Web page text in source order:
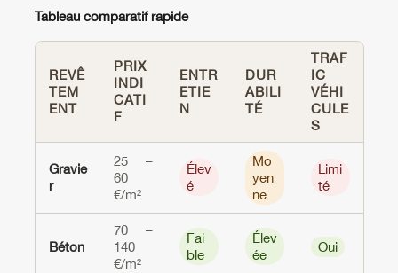
Tableau comparatif rapide
REVÊ
TEM
ENT
PRIX
INDI
CATI
F
ENTR
ETIE
N
DUR
ABILI
TÉ
TRAF
IC
VÉHI
CULE
S
Gravie
r
25 –
60
€/m²
Élev
é
Mo
yen
ne
Limi
té
Béton
70 –
140
€/m²
Fai
ble
Élev
ée
Oui